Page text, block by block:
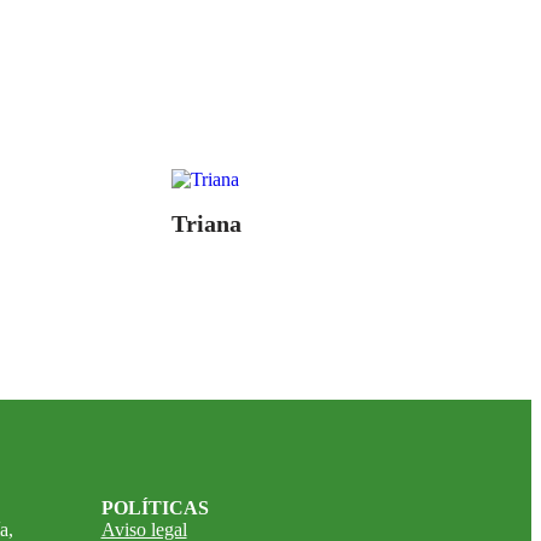
Triana
POLÍTICAS
Aviso legal